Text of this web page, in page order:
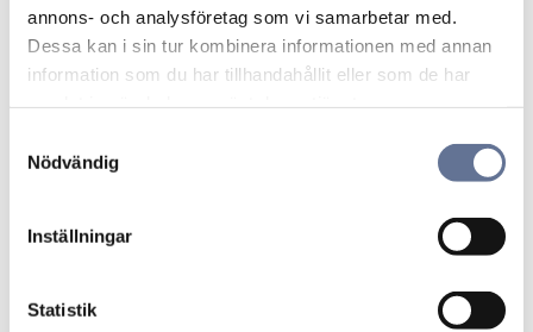
annons- och analysföretag som vi samarbetar med.
Dessa kan i sin tur kombinera informationen med annan
information som du har tillhandahållit eller som de har
Nödvändig
Inställningar
Statistik
10,1gr 18K
Manschettknappar